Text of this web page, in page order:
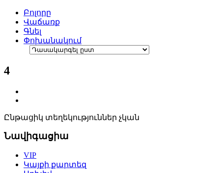
Բոլորը
Վաճառք
Գնել
Փոխանակում
4
Ընթացիկ տեղեկություններ չկան
Նավիգացիա
VIP
Կայքի քարտեզ